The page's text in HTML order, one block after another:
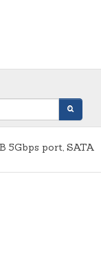
5Gbps port, SATA